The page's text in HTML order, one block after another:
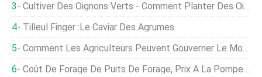
Cultiver Des Oignons Verts - Comment Planter Des Oignons Verts
Tilleul Finger :Le Caviar Des Agrumes
Comment Les Agriculteurs Peuvent Gouverner Le Monde Avec La Technologie
Coût De Forage De Puits De Forage, Prix ​​à La Pompe, Et Coût Du Tuyau